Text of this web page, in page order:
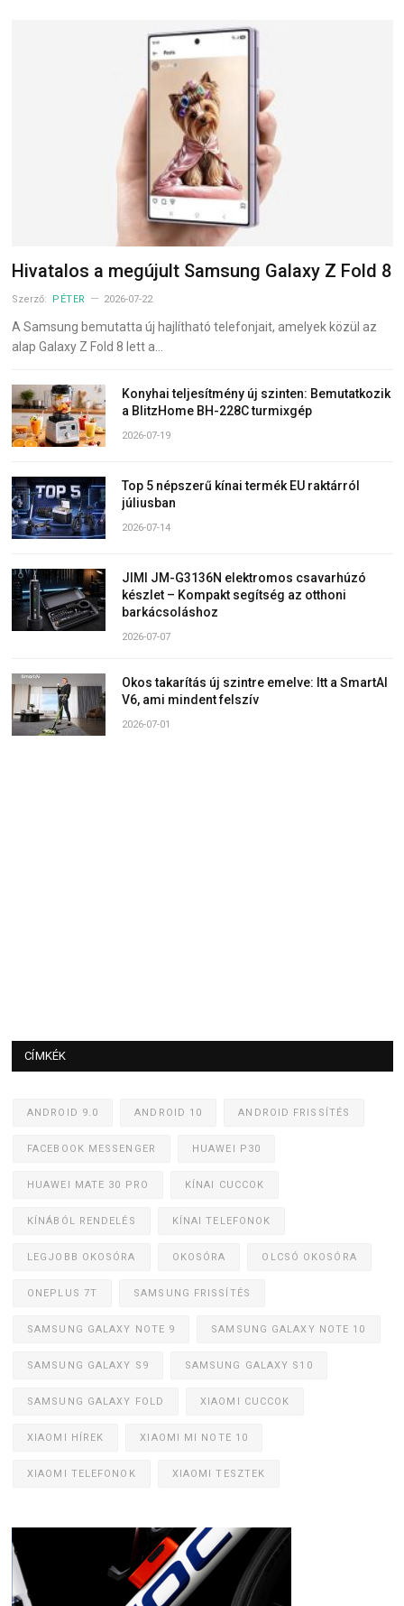
Hivatalos a megújult Samsung Galaxy Z Fold 8
Szerző: PÉTER 2026-07-22
A Samsung bemutatta új hajlítható telefonjait, amelyek közül az
alap Galaxy Z Fold 8 lett a…
Konyhai teljesítmény új szinten: Bemutatkozik
a BlitzHome BH-228C turmixgép
2026-07-19
Top 5 népszerű kínai termék EU raktárról
júliusban
2026-07-14
JIMI JM-G3136N elektromos csavarhúzó
készlet – Kompakt segítség az otthoni
barkácsoláshoz
2026-07-07
Okos takarítás új szintre emelve: Itt a SmartAI
V6, ami mindent felszív
2026-07-01
CÍMKÉK
ANDROID 9.0 ANDROID 10 ANDROID FRISSÍTÉS
FACEBOOK MESSENGER HUAWEI P30
HUAWEI MATE 30 PRO KÍNAI CUCCOK
KÍNÁBÓL RENDELÉS KÍNAI TELEFONOK
LEGJOBB OKOSÓRA OKOSÓRA OLCSÓ OKOSÓRA
ONEPLUS 7T SAMSUNG FRISSÍTÉS
SAMSUNG GALAXY NOTE 9 SAMSUNG GALAXY NOTE 10
SAMSUNG GALAXY S9 SAMSUNG GALAXY S10
SAMSUNG GALAXY FOLD XIAOMI CUCCOK
XIAOMI HÍREK XIAOMI MI NOTE 10
XIAOMI TELEFONOK XIAOMI TESZTEK